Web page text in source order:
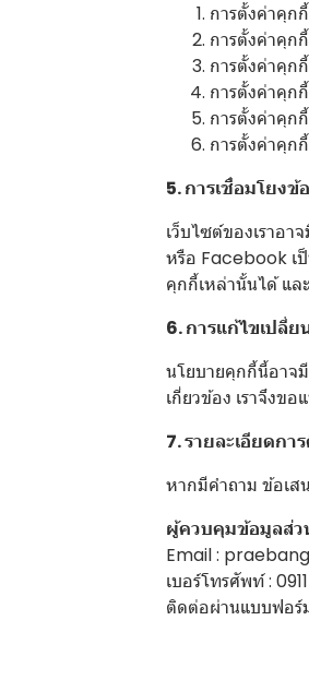
การตั้งค่าคุก
การตั้งค่าคุก
การตั้งค่าคุก
การตั้งค่าคุก
การตั้งค่าคุก
การตั้งค่าคุก
5. การเชื่อมโยง
เว็บไซต์ของเราอ
หรือ Facebook เ
คุกกี้เหล่านั้นได้ แล
6. การแก้ไขเปลี่
นโยบายคุกกี้นี้อาจ
เกี่ยวข้อง เราจึงข
7. รายละเอียดกา
หากมีคำถาม ข้อเส
ผู้ควบคุมข้อมูลส่
Email :
เบอร์โทรศัพท์ :
ติดต่อผ่านแบบฟอร์